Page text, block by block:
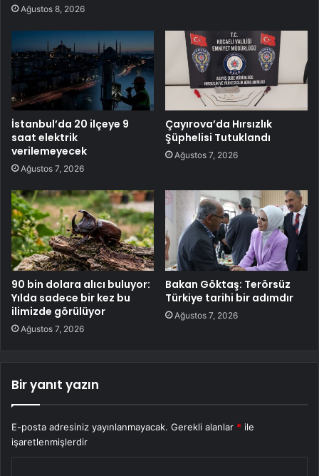
Ağustos 8, 2026
İstanbul’da 20 ilçeye 9
saat elektrik
verilemeyecek
Ağustos 7, 2026
Çayırova’da Hırsızlık
Şüphelisi Tutuklandı
Ağustos 7, 2026
90 bin dolara alıcı buluyor:
Yılda sadece bir kez bu
ilimizde görülüyor
Ağustos 7, 2026
Bakan Göktaş: Terörsüz
Türkiye tarihi bir adımdır
Ağustos 7, 2026
Bir yanıt yazın
E-posta adresiniz yayınlanmayacak. Gerekli alanlar * ile
işaretlenmişlerdir